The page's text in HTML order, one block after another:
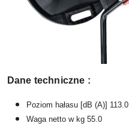
Dane techniczne :
Poziom hałasu [dB (A)] 113.0
Waga netto w kg 55.0